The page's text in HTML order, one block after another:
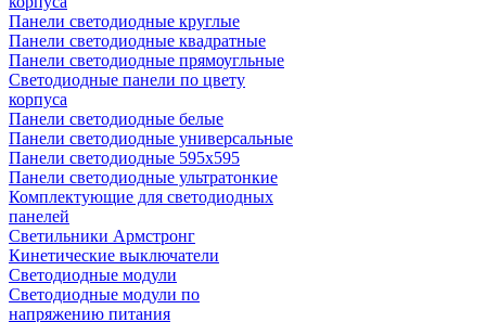
Панели светодиодные круглые
Панели светодиодные квадратные
Панели светодиодные прямоугльные
Светодиодные панели по цвету
корпуса
Панели светодиодные белые
Панели светодиодные универсальные
Панели светодиодные 595х595
Панели светодиодные ультратонкие
Комплектующие для светодиодных
панелей
Светильники Армстронг
Кинетические выключатели
Светодиодные модули
Светодиодные модули по
напряжению питания